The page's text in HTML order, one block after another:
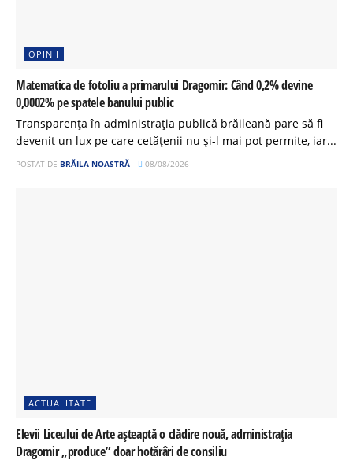
OPINII
Matematica de fotoliu a primarului Dragomir: Când 0,2% devine
0,0002% pe spatele banului public
Transparența în administrația publică brăileană pare să fi
devenit un lux pe care cetățenii nu și-l mai pot permite, iar...
POSTAT DE BRĂILA NOASTRĂ 08/08/2026
ACTUALITATE
Elevii Liceului de Arte așteaptă o clădire nouă, administrația
Dragomir „produce” doar hotărâri de consiliu